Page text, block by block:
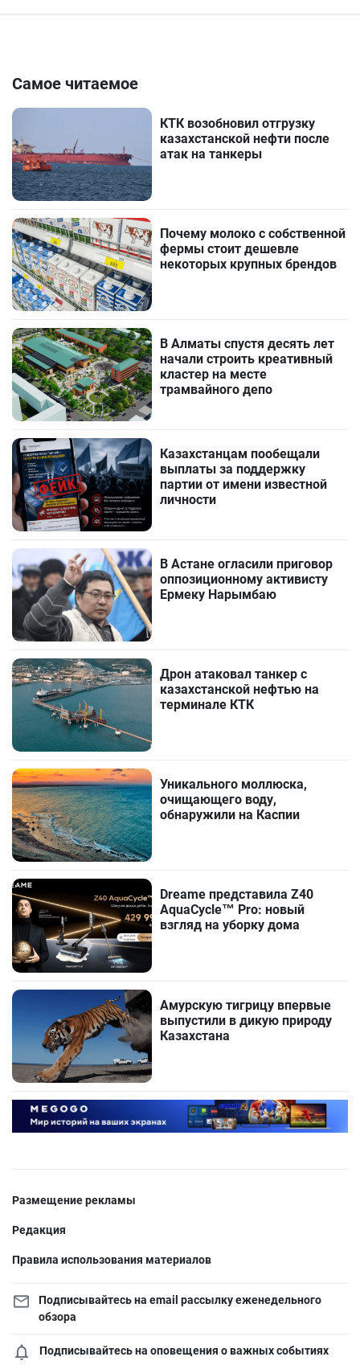
Самое читаемое
КТК возобновил отгрузку
казахстанской нефти после
атак на танкеры
Почему молоко с собственной
фермы стоит дешевле
некоторых крупных брендов
В Алматы спустя десять лет
начали строить креативный
кластер на месте
трамвайного депо
Казахстанцам пообещали
выплаты за поддержку
партии от имени известной
личности
В Астане огласили приговор
оппозиционному активисту
Ермеку Нарымбаю
Дрон атаковал танкер с
казахстанской нефтью на
терминале КТК
Уникального моллюска,
очищающего воду,
обнаружили на Каспии
Dreame представила Z40
AquaCycle™ Pro: новый
взгляд на уборку дома
Амурскую тигрицу впервые
выпустили в дикую природу
Казахстана
Размещение рекламы
Редакция
Правила использования материалов
Подписывайтесь на email рассылку еженедельного
обзора
Подписывайтесь на оповещения о важных событиях